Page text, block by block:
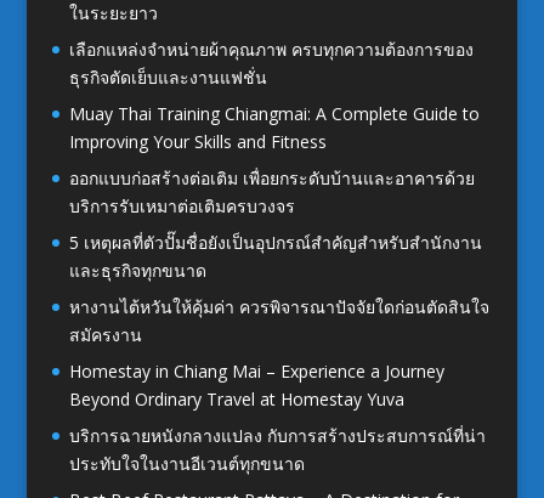
ในระยะยาว
เลือกแหล่งจำหน่ายผ้าคุณภาพ ครบทุกความต้องการของ
ธุรกิจตัดเย็บและงานแฟชั่น
Muay Thai Training Chiangmai: A Complete Guide to
Improving Your Skills and Fitness
ออกแบบก่อสร้างต่อเติม เพื่อยกระดับบ้านและอาคารด้วย
บริการรับเหมาต่อเติมครบวงจร
5 เหตุผลที่ตัวปั๊มชื่อยังเป็นอุปกรณ์สำคัญสำหรับสำนักงาน
และธุรกิจทุกขนาด
หางานไต้หวันให้คุ้มค่า ควรพิจารณาปัจจัยใดก่อนตัดสินใจ
สมัครงาน
Homestay in Chiang Mai – Experience a Journey
Beyond Ordinary Travel at Homestay Yuva
บริการฉายหนังกลางแปลง กับการสร้างประสบการณ์ที่น่า
ประทับใจในงานอีเวนต์ทุกขนาด